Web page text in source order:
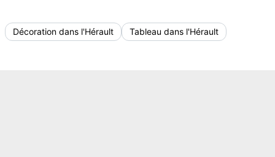
Décoration dans l'Hérault Tableau dans l'Hérault